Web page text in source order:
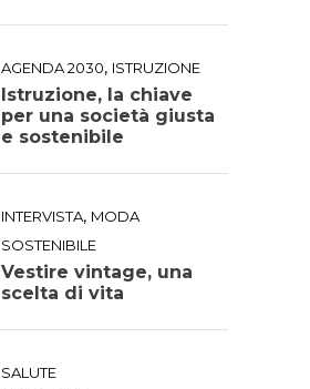
AGENDA 2030, ISTRUZIONE
Istruzione, la chiave
per una società giusta
e sostenibile
INTERVISTA, MODA
SOSTENIBILE
Vestire vintage, una
scelta di vita
SALUTE